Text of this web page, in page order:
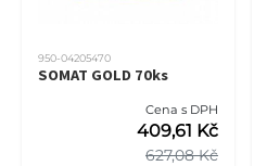
950-04205470
SOMAT GOLD 70ks
Cena s DPH
627,08 Kč
409,61 Kč